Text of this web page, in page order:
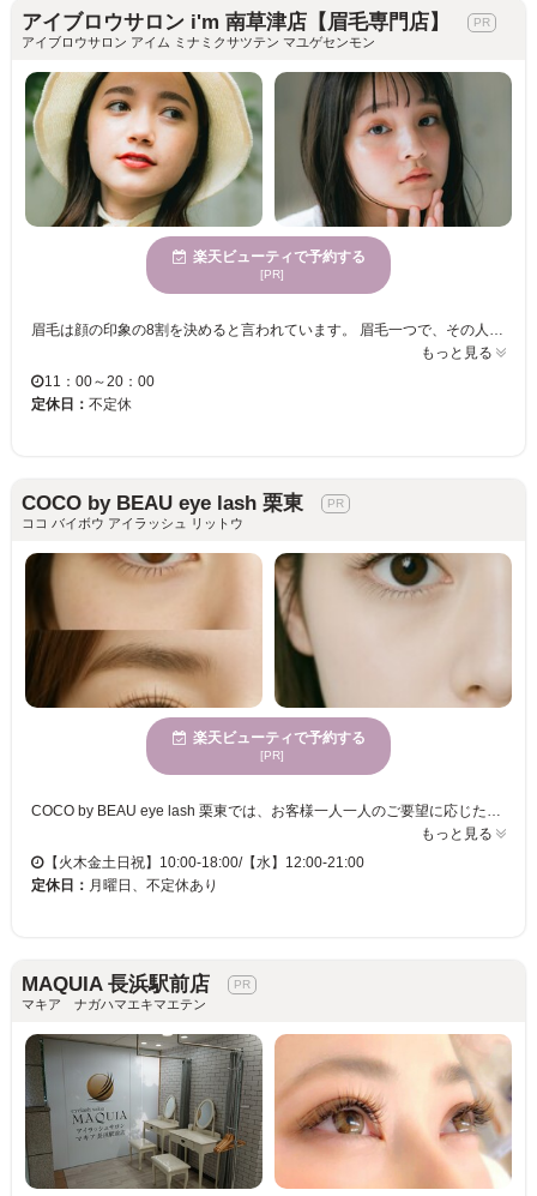
アイブロウサロン i'm 南草津店【眉毛専門店】
アイブロウサロン アイム ミナミクサツテン マユゲセンモン
楽天ビューティで予約する
[PR]
もっと見る
11：00～20：00
定休日： 不定休
COCO by BEAU eye lash 栗東
ココ バイボウ アイラッシュ リットウ
楽天ビューティで予約する
[PR]
COCO by BEAU eye lash 栗東では、お客様一人一人のご要望に応じた丁寧なカウンセリングと施術を提供しています。心地よい穏やかな雰囲気の中で過ごす時間は、忙しい日常から解放され、心が休まる特別なひとときとなります。年齢を問わず、多様な方に支持される当サロンでは、あなたの個性を引き立てるまつげスタイルを実現します。予約時間についても柔軟に対応可能な場合がありますので、お気軽にお問い合わせください。ここで、なりたい自分への一歩を踏み出しませんか。COCO by BEAU eye lash 栗東で、あなたの新しい魅力を見つけましょう。
もっと見る
【火木金土日祝】10:00-18:00/【水】12:00-21:00
定休日： 月曜日、不定休あり
MAQUIA 長浜駅前店
マキア ナガハマエキマエテン